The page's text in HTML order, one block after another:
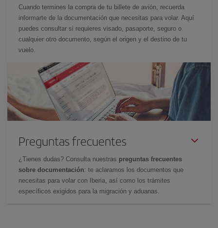
Cuando termines la compra de tu billete de avión, recuerda
informarte de la documentación que necesitas para volar. Aquí
puedes consultar si requieres visado, pasaporte, seguro o
cualquier otro documento, según el origen y el destino de tu
vuelo.
Preguntas frecuentes
¿Tienes dudas? Consulta nuestras preguntas frecuentes
sobre documentación: te aclaramos los documentos que
necesitas para volar con Iberia, así como los trámites
específicos exigidos para la migración y aduanas.